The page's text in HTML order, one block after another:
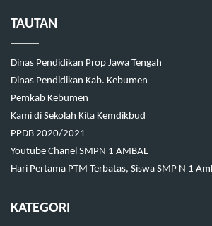
TAUTAN
Dinas Pendidikan Prop Jawa Tengah
Dinas Pendidikan Kab. Kebumen
Pemkab Kebumen
Kami di Sekolah Kita Kemdikbud
PPDB 2020/2021
Youtube Chanel SMPN 1 AMBAL
Hari Pertama PTM Terbatas, Siswa SMP N 1
KATEGORI